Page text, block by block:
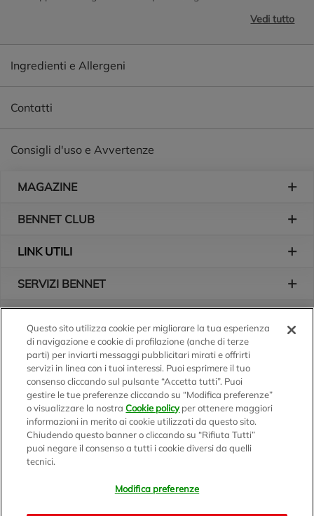
Vedi tutto
Ingredienti e Allergeni
Contatti
Consigli d'uso e Avvertenze
MAGAZINE
BENNET CLUB
LINK UTILI
SERVIZI BENNET
Logo Bennet
Seguici sui nostri canali
Scarica l'app
Questo sito utilizza cookie per migliorare la tua esperienza
di navigazione e cookie di profilazione (anche di terze
parti) per inviarti messaggi pubblicitari mirati e offrirti
servizi in linea con i tuoi interessi. Puoi esprimere il tuo
consenso cliccando sul pulsante “Accetta tutti”. Puoi
gestire le tue preferenze cliccando su “Modifica preferenze”
o visualizzare la nostraCookie policyper ottenere maggiori
informazioni in merito ai cookie utilizzati da questo sito.
Chiudendo questo banner o cliccando su “Rifiuta Tutti”
puoi negare il consenso a tutti i cookie diversi da quelli
tecnici.
Modifica preferenze